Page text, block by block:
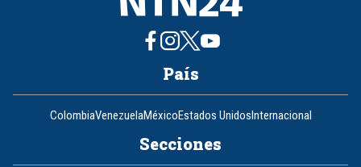
País
ColombiaVenezuelaMéxicoEstados UnidosInternacional
Secciones